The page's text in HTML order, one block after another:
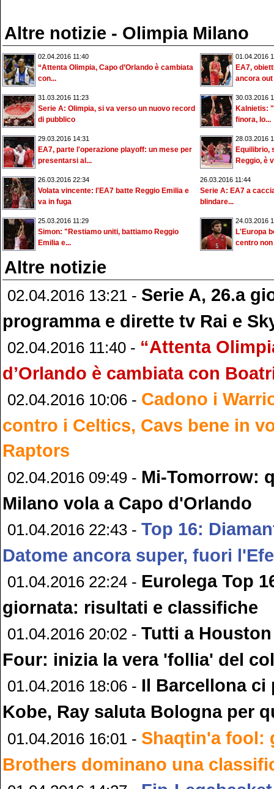
Altre notizie - Olimpia Milano
02.04.2016 11:40
“Attenta Olimpia, Capo d’Orlando è cambiata
con...
01.04.2016
EA7,
ancora out
31.03.2016 11:23
Serie A: Olimpia, si va verso un nuovo record
di pubblico
30.03.2016
Kalnietis:
finora, lo...
29.03.2016 14:31
EA7, parte l'operazione playoff: un mese per
presentarsi al...
28.03.2016
Equilibrio,
Reggio, è
26.03.2016 22:34
Volata vincente: l'EA7 batte Reggio Emilia e
va in fuga
26.03.2016 11:44
Serie A: EA7 a
blindare...
25.03.2016 11:29
Simon: "Restiamo uniti, battiamo Reggio
Emilia e...
24.03.2016
L'Europa
centro non
Altre notizie
02.04.2016 13:21 - Serie A, 26.a
programma e dirette tv Rai e
02.04.2016 11:40 - “Attenta
d’Orlando è cambiata con
02.04.2016 10:06 - Cadono i
contro i Celtics, Cavs bene in
Raptors
02.04.2016 09:49 - Mi-Tomorrow:
Milano vola a Capo d'Orlando
01.04.2016 22:43 - Top 16:
Datome ancora super, fuori
01.04.2016 22:24 - Eurolega Top
giornata: risultati e classifiche
01.04.2016 20:02 - Tutti a
Four: inizia la vera 'follia' del
01.04.2016 18:06 - Il Barcellona ci
Kobe, Ray saluta Bologna per
01.04.2016 16:01 - Shaqtin'a fool:
Brothers dominano una